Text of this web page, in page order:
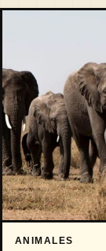
ANIMALES